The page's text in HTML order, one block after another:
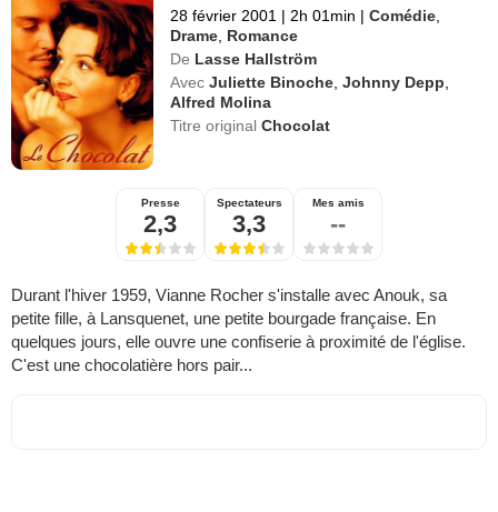
28 février 2001 | 2h 01min | Comédie
Drame Romance
De Lasse Hallström
Avec Juliette Binoche ,Johnny Depp
Alfred Molina
Titre originalChocolat
Presse
2,3
Spectateurs
3,3
Mes amis
--
Durant l'hiver 1959, Vianne Rocher s'installe avec Anouk, sa
petite fille, à Lansquenet, une petite bourgade française. En
quelques jours, elle ouvre une confiserie à proximité de l'église.
C'est une chocolatière hors pair...